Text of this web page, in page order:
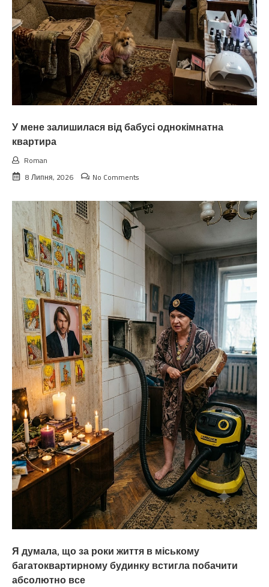
У мене залишилася від бабусі однокімнатна
квартира
Roman
8 Липня, 2026
No Comments
Я думала, що за роки життя в міському
багатоквартирному будинку встигла побачити
абсолютно все